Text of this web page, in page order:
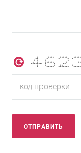
* **** *****
** * * * *
* * * * * *
* * ****** * **
******* * * ** *
* * * ** *
* ***** *******